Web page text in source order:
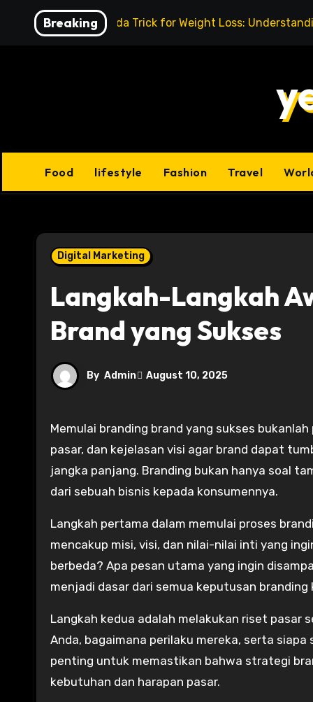
Breaking
Baking Soda Trick for Weight Loss:
Food lifestyle Fashion Travel
Digital Marketing
Langkah-Langkah
Brand yang Sukses
By Admin August 10, 2025
Memulai branding brand yang sukses bukanlah proses instan. Diperlukan pemikiran strategis, pemahaman
pasar, dan kejelasan visi agar brand dapat
jangka panjang. Branding bukan hanya soal
dari sebuah bisnis kepada konsumennya.
Langkah pertama dalam memulai proses
mencakup misi, visi, dan nilai-nilai inti yang
berbeda? Apa pesan utama yang ingin
menjadi dasar dari semua keputusan branding
Langkah kedua adalah melakukan riset pasar
Anda, bagaimana perilaku mereka, serta
penting untuk memastikan bahwa strategi
kebutuhan dan harapan pasar.